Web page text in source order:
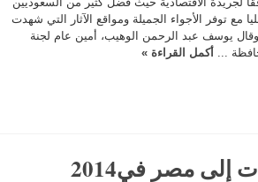
مع توفر الأجواء الجميلة ومواقع الآثار التي شهدت
وقال يوسف عبد الرحمن الوهيب، أمين عام لجنة
... أكمل القراءة »